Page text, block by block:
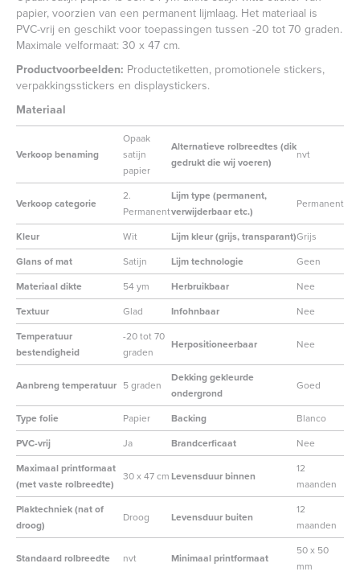
papier, voorzien van een permanent lijmlaag. Het materiaal is
PVC-vrij en geschikt voor toepassingen tussen -20 tot 70 graden.
Maximale velformaat: 30 x 47 cm.
Productvoorbeelden: Productetiketten, promotionele stickers,
verpakkingsstickers en displaystickers.
Materiaal
Verkoop benaming
Opaak
satijn
papier
Alternatieve rolbreedtes (dik
gedrukt die wij voeren)
nvt
Verkoop categorie
2.
Permanent
Lijm type (permanent,
verwijderbaar etc.)
Permanent
Kleur Wit Lijm kleur (grijs, transparant)Grijs
Glans of mat
Satijn Lijm technologie
Geen
Materiaal dikte
54 ym Herbruikbaar
Nee
Textuur
Glad Infohnbaar
Nee
Temperatuur
bestendigheid
-20 tot 70
graden
Herpositioneerbaar Nee
Aanbreng temperatuur 5 graden
Dekking gekleurde
ondergrond
Goed
Type folie Papier Backing
Blanco
PVC-vrij
Ja Brandcerficaat
Nee
Maximaal printformaat
(met vaste rolbreedte)
30 x 47 cmLevensduur binnen
12
maanden
Plaktechniek (nat of
droog)
Droog Levensduur buiten
12
maanden
Standaard rolbreedte nvt Minimaal printformaat
50 x 50
mm